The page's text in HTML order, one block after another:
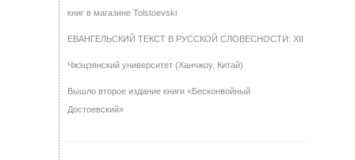
книг в магазине Tolstoevski
ЕВАНГЕЛЬСКИЙ ТЕКСТ В РУССКОЙ СЛОВЕСНОСТИ: XII
Чжэцзянский университет (Ханчжоу, Китай)
Вышло второе издание книги «Бесконвойный
Достоевский»